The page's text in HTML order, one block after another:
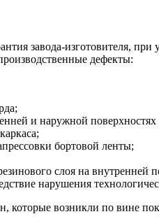
завода-изготовителя,
дефекты:
и наружной
бортовой ленты;
слоя на внутренней
нарушения
возникли по вине